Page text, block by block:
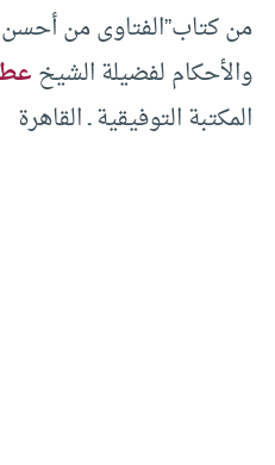
من كتاب”الفتاوى من أحسن
والأحكام لفضيلة الشيخ
المكتبة التوفيقية ـ القاهرة